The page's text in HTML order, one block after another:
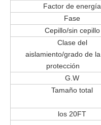
Factor de energía
Fase
Cepillo/sin cepillo
Clase del
aislamiento/grado de la
protección
G.W
Tamaño total
los 20FT